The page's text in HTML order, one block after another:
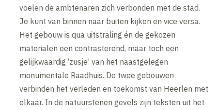
voelen de ambtenaren zich verbonden met de stad.
Je kunt van binnen naar buiten kijken en vice versa.
Het gebouw is qua uitstraling én de gekozen
materialen een contrasterend, maar toch een
gelijkwaardig ‘zusje’ van het naastgelegen
monumentale Raadhuis. De twee gebouwen
verbinden het verleden en toekomst van Heerlen met
elkaar. In de natuurstenen gevels zijn teksten uit het